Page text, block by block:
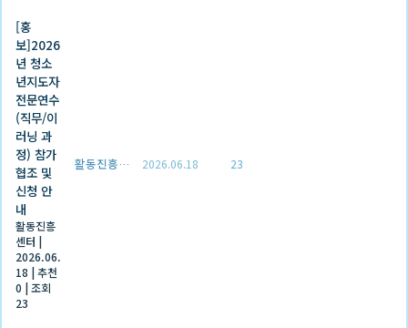
[홍
보]2026
년 청소
년지도자
전문연수
(직무/이
러닝 과
정) 참가
협조 및
신청 안
내
활동진흥
센터 |
2026.06.
18 |추천
0 |조회
23
활동진흥센터 2026.06.18 23